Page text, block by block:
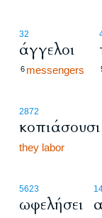
32
άγγελοι
6 messengers
2872
κοπιάσουσι
they labor
5623
ωφελήσει